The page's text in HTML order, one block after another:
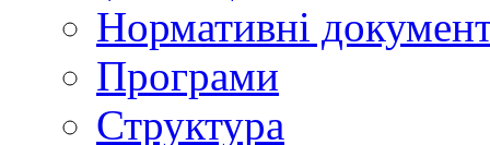
Нормативні
Програми
Структура